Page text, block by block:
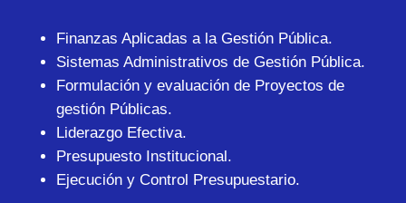
Finanzas Aplicadas a la Gestión Pública.
Sistemas Administrativos de Gestión Pública.
Formulación y evaluación de Proyectos de
gestión Públicas.
Liderazgo Efectiva.
Presupuesto Institucional.
Ejecución y Control Presupuestario.